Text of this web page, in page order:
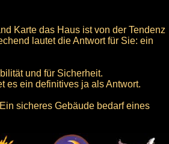
Karte das Haus ist von der Tendenz
lautet die Antwort für Sie: ein
und für Sicherheit.
es ein definitives ja als Antwort.
sicheres Gebäude bedarf eines